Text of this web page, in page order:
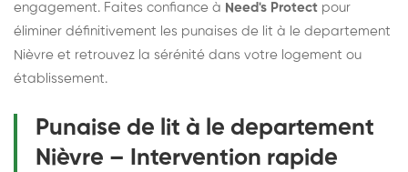
engagement. Faites confiance à Need's Protect pour
éliminer définitivement les punaises de lit à le departement
Nièvre et retrouvez la sérénité dans votre logement ou
établissement.
Punaise de lit à le departement
Nièvre – Intervention rapide